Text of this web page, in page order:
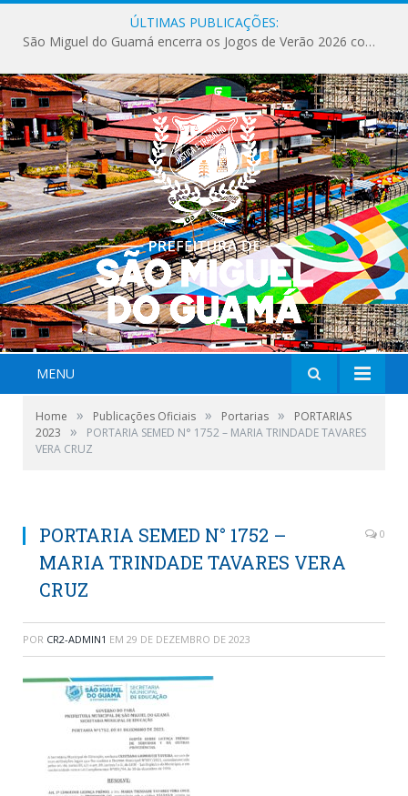
ÚLTIMAS PUBLICAÇÕES:
São Miguel do Guamá encerra os Jogos de Verão 2026 com sucesso de público e competições.
MENU
Home » Publicações Oficiais » Portarias »
PORTARIAS
2023
»
PORTARIA SEMED N° 1752 – MARIA TRINDADE TAVARES
VERA CRUZ
PORTARIA SEMED N° 1752 –
MARIA TRINDADE TAVARES VERA
CRUZ
0
POR CR2-ADMIN1 EM 29 DE DEZEMBRO DE 2023